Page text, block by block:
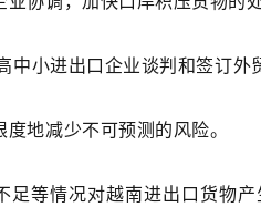
小进出口企业谈判和签订外
地减少不可预测的风险。
等情况对越南进出口货物